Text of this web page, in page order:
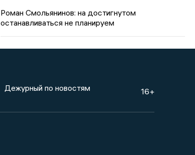
Роман Смольянинов: на достигнутом
останавливаться не планируем
Дежурный по новостям 16+